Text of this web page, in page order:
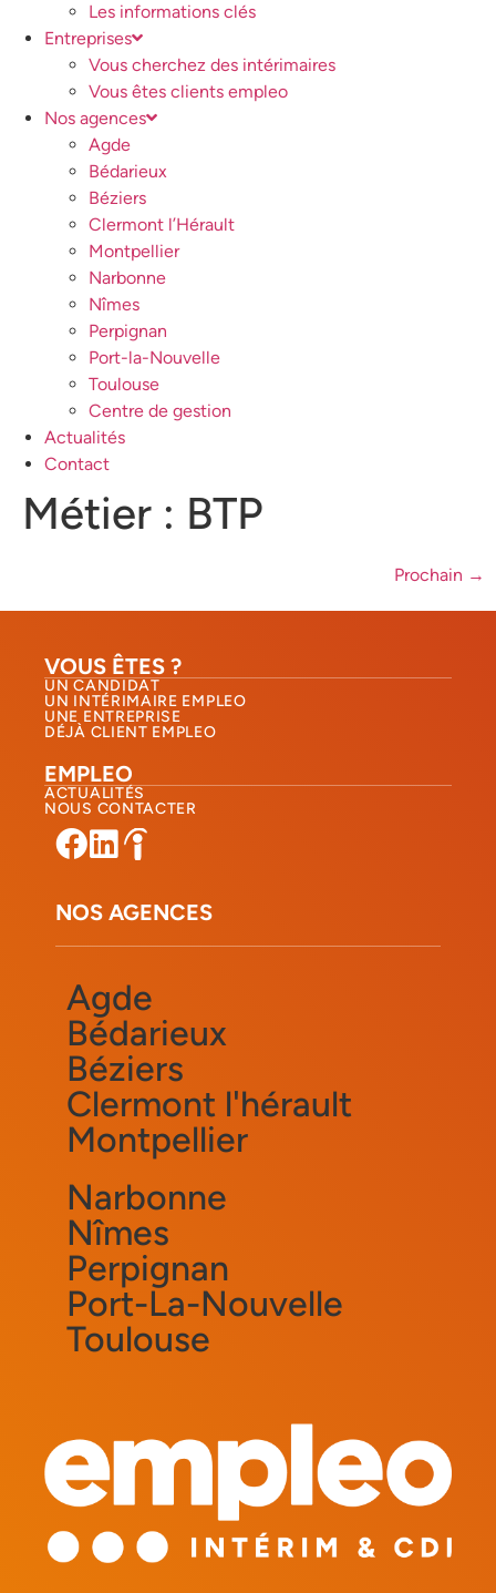
Les informations clés
Entreprises
Vous cherchez des intérimaires
Vous êtes clients empleo
Nos agences
Agde
Bédarieux
Béziers
Clermont l’Hérault
Montpellier
Narbonne
Nîmes
Perpignan
Port-la-Nouvelle
Toulouse
Centre de gestion
Actualités
Contact
Métier : BTP
Prochain →
VOUS ÊTES ?
UN CANDIDAT
UN INTÉRIMAIRE EMPLEO
UNE ENTREPRISE
DÉJÀ CLIENT EMPLEO
EMPLEO
ACTUALITÉS
NOUS CONTACTER​
NOS AGENCES
Agde
Bédarieux
Béziers
Clermont l'hérault
Montpellier
Narbonne
Nîmes
Perpignan
Port-La-Nouvelle
Toulouse